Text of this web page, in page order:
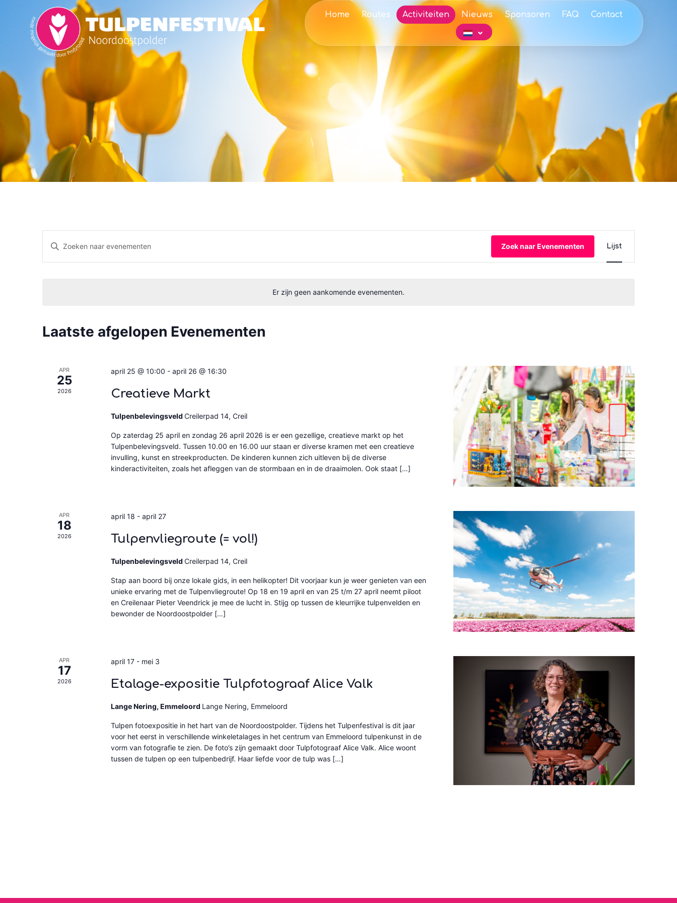
Home Routes Activiteiten Nieuws Sponsoren FAQ Contact
Er zijn geen aankomende evenementen.
Evenementen
Zoeken
Vul
een
Zoek naar Evenementen Lijst
Laatste afgelopen Evenementen
APR
25
2026
april 25 @ 10:00 - april 26 @ 16:30
Creatieve Markt
Tulpenbelevingsveld Creilerpad 14, Creil
Op zaterdag 25 april en zondag 26 april 2026 is er een gezellige, creatieve markt op het
Tulpenbelevingsveld. Tussen 10.00 en 16.00 uur staan er diverse kramen met een creatieve
invulling, kunst en streekproducten. De kinderen kunnen zich uitleven bij de diverse
kinderactiviteiten, zoals het afleggen van de stormbaan en in de draaimolen. Ook staat […]
APR
18
2026
april 18 - april 27
Tulpenvliegroute​ (= vol!)
Tulpenbelevingsveld Creilerpad 14, Creil
Stap aan boord bij onze lokale gids, in een helikopter! Dit voorjaar kun je weer genieten van een
unieke ervaring met de Tulpenvliegroute! Op 18 en 19 april en van 25 t/m 27 april neemt piloot
en Creilenaar Pieter Veendrick je mee de lucht in. Stijg op tussen de kleurrijke tulpenvelden en
bewonder de Noordoostpolder […]
APR
17
2026
april 17- mei 3
Etalage-expositie Tulpfotograaf Alice Valk
Lange Nering, Emmeloord Lange Nering, Emmeloord
Tulpen fotoexpositie in het hart van de Noordoostpolder. Tijdens het Tulpenfestival is dit jaar
voor het eerst in verschillende winkeletalages in het centrum van Emmeloord tulpenkunst in de
vorm van fotografie te zien. De foto’s zijn gemaakt door Tulpfotograaf Alice Valk. Alice woont
tussen de tulpen op een tulpenbedrijf. Haar liefde voor de tulp was […]